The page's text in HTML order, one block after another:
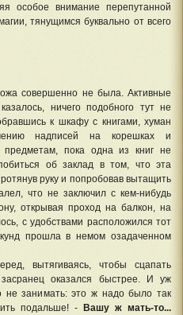
особое внимание перепутанной
тянущимся буквально от всего
совершенно не была. Активные
ничего подобного тут не
к шкафу с книгами, хуман
надписей на корешках и
пока одна из книг не
об заклад в том, что эта
руку и попробовав вытащить
что не заключил с кем-нибудь
открывая проход на балкон, на
с удобствами расположился тот
прошла в немом озадаченном
вытягиваясь, чтобы сцапать
оказался быстрее. И уж
не занимать: это ж надо было так
подальше! -
Вашу ж мать-то...